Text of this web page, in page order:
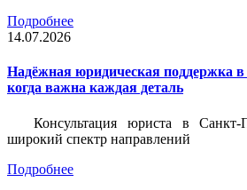
Подробнее
14.07.2026
Надёжная юридическая поддержка в
когда важна каждая деталь
Консультация юриста в Санкт-
широкий спектр направлений
Подробнее